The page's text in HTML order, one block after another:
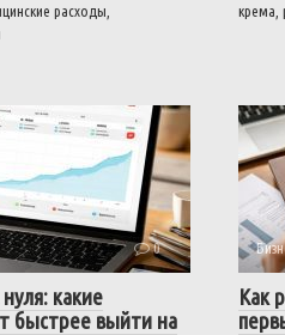
расходы,
крема,
0
какие
быстрее выйти на
Как